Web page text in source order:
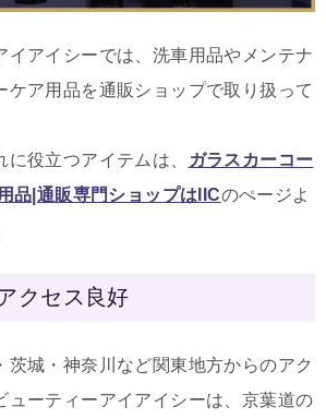
イアイシーでは、洗車用品やメンテナ
ケア用品を通販ショップで取り扱って
に役立つアイテムは
ガラスカーコー
品|通販専門ショップはIICのぺージよ
クセス良好
茨城・神奈川など関東地方からのアク
ューティーアイアイシーは、京葉道の